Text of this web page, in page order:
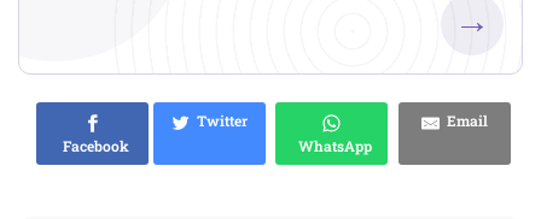
→
Facebook
Twitter
WhatsApp
Email